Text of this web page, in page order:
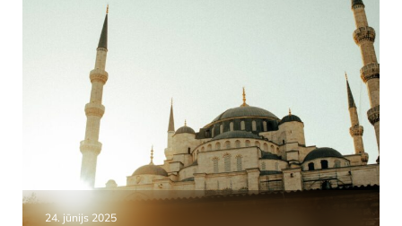
24. jūnijs 2025